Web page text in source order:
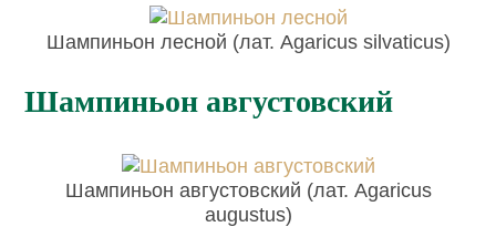
Шампиньон лесной (лат. Agaricus silvaticus)
Шампиньон августовский
Шампиньон августовский (лат. Agaricus
augustus)